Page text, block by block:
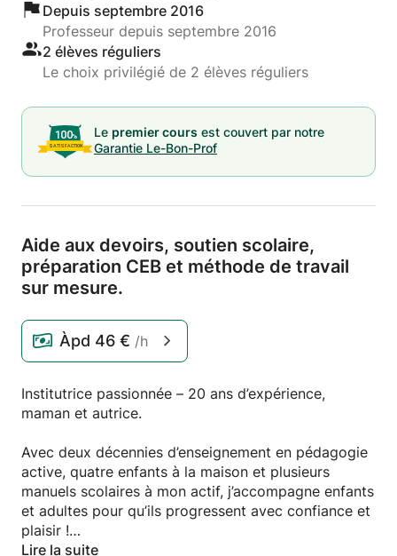
Depuis septembre 2016
Professeur depuis septembre 2016
2 élèves réguliers
Le choix privilégié de 2 élèves réguliers
Le premier cours est couvert par notre
Garantie Le-Bon-Prof
Aide aux devoirs, soutien scolaire,
préparation CEB et méthode de travail
sur mesure.
Àpd 46 € /h
Institutrice passionnée – 20 ans d’expérience,
maman et autrice.
Avec deux décennies d’enseignement en pédagogie
active, quatre enfants à la maison et plusieurs
manuels scolaires à mon actif, j’accompagne enfants
et adultes pour qu’ils progressent avec confiance et
plaisir !
Lire la suite